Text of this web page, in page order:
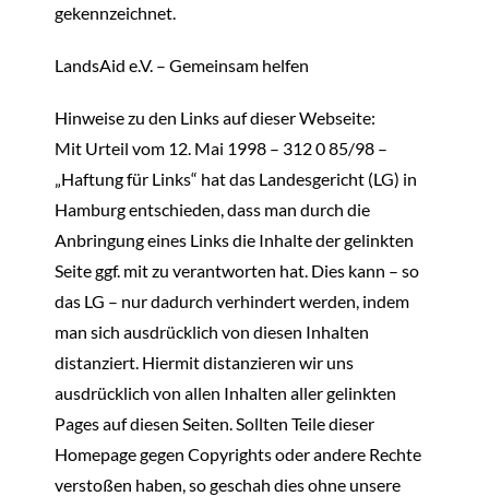
gekennzeichnet.
LandsAid e.V. – Gemeinsam helfen
Hinweise zu den Links auf dieser Webseite:
Mit Urteil vom 12. Mai 1998 – 312 0 85/98 –
„Haftung für Links“ hat das Landesgericht (LG) in
Hamburg entschieden, dass man durch die
Anbringung eines Links die Inhalte der gelinkten
Seite ggf. mit zu verantworten hat. Dies kann – so
das LG – nur dadurch verhindert werden, indem
man sich ausdrücklich von diesen Inhalten
distanziert. Hiermit distanzieren wir uns
ausdrücklich von allen Inhalten aller gelinkten
Pages auf diesen Seiten. Sollten Teile dieser
Homepage gegen Copyrights oder andere Rechte
verstoßen haben, so geschah dies ohne unsere